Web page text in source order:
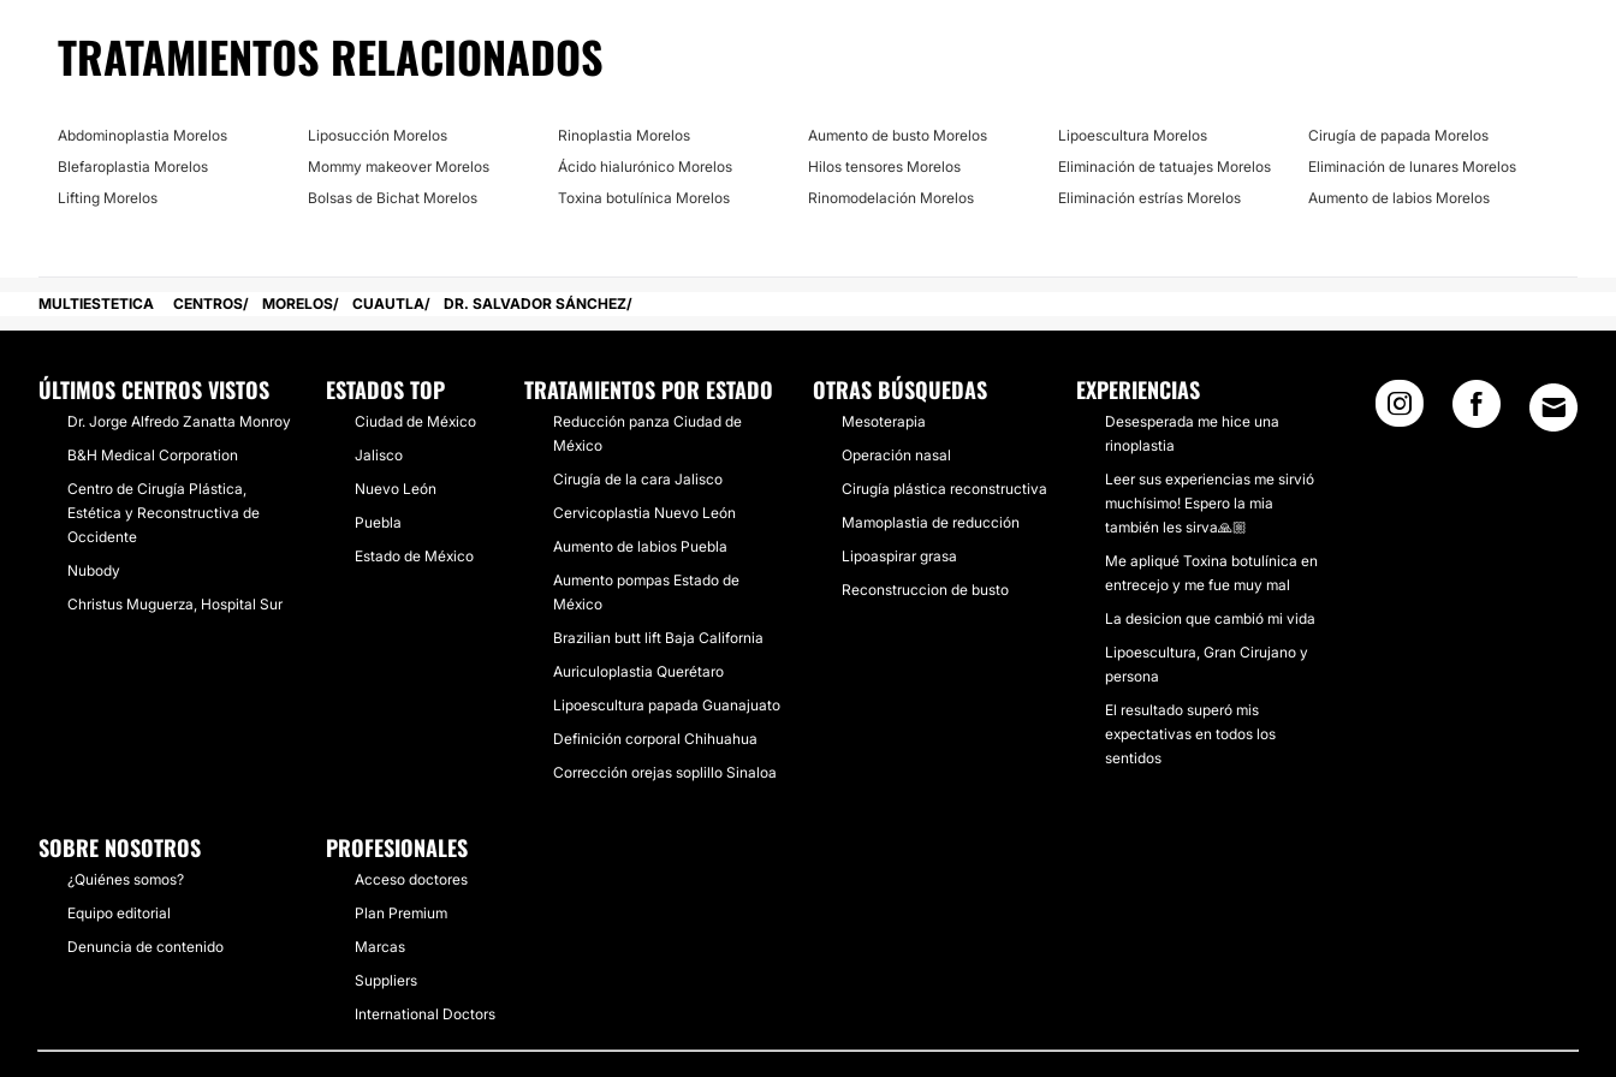
Posibilidad de videoconsulta:
Financiación o facilidades de pago: Radiofrecuencia Cavitación
Tratamiento antiacné
TRATAMIENTOS RELACIONADOS
Abdominoplastia Morelos Liposucción Morelos Rinoplastia Morelos Aumento de busto Morelos Lipoescultura Morelos
Cirugía de papada Morelos
Blefaroplastia Morelos
Mommy makeover Morelos Ácido hialurónico Morelos Hilos tensores Morelos Eliminación de tatuajes Morelos
Eliminación de lunares Morelos
Lifting Morelos
Bolsas de Bichat Morelos Toxina botulínica Morelos Rinomodelación Morelos Eliminación estrías Morelos Aumento de labios Morelos
MULTIESTETICA CENTROS MORELOS CUAUTLA DR. SALVADOR SÁNCHEZ
ÚLTIMOS CENTROS VISTOS
Dr. Jorge Alfredo Zanatta Monroy
B&H Medical Corporation
Centro de Cirugía Plástica,
Estética y Reconstructiva de
Occidente
Nubody
Christus Muguerza, Hospital Sur
ESTADOS TOP
Ciudad de México
Jalisco
Nuevo León
Puebla
Estado de México
TRATAMIENTOS POR ESTADO
Reducción panza Ciudad de
México
Cirugía de la cara Jalisco
Cervicoplastia Nuevo León
Aumento de labios Puebla
Aumento pompas Estado de
México
Brazilian butt lift Baja California
Auriculoplastia Querétaro
Lipoescultura papada Guanajuato
Definición corporal Chihuahua
Corrección orejas soplillo Sinaloa
OTRAS BÚSQUEDAS
Mesoterapia
Operación nasal
Cirugía plástica reconstructiva
Mamoplastia de reducción
Lipoaspirar grasa
Reconstruccion de busto
EXPERIENCIAS
Desesperada me hice una
rinoplastia
Leer sus experiencias me sirvió
muchísimo! Espero la mia
también les sirva🙏🏼
Me apliqué Toxina botulínica en
entrecejo y me fue muy mal
La desicion que cambió mi vida
Lipoescultura, Gran Cirujano y
persona
El resultado superó mis
expectativas en todos los
sentidos
SOBRE NOSOTROS
¿Quiénes somos?
Equipo editorial
Denuncia de contenido
PROFESIONALES
Acceso doctores
Plan Premium
Marcas
Suppliers
International Doctors